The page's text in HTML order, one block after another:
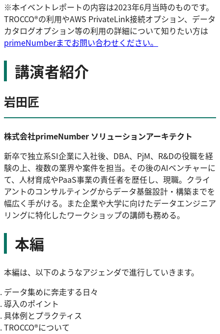
※本イベントレポートの内容は2023年6月当時のものです。
TROCCO®の利用やAWS PrivateLink接続オプション、データ
カタログオプション等の利用の詳細について知りたい方は
primeNumberまでお問い合わせください。
講演者紹介
岩田匠
株式会社primeNumber ソリューションアーキテクト
新卒で独立系SI企業に入社後、DBA、PjM、R&Dの役職を経
験の上、複数の業界や案件を担当。その後のAIベンチャーに
て、人材育成やPaaS事業の責任者を歴任し、現職。クライ
アントのコンサルティングからデータ基盤設計・構築までを
幅広く手がける。また企業や大学に向けたデータエンジニア
リングに特化したワークショップの講師も務める。
本編
本編は、以下のようなアジェンダで進行していきます。
データ集めに奔走する日々
導入のポイント
具体例とプラクティス
TROCCO®について